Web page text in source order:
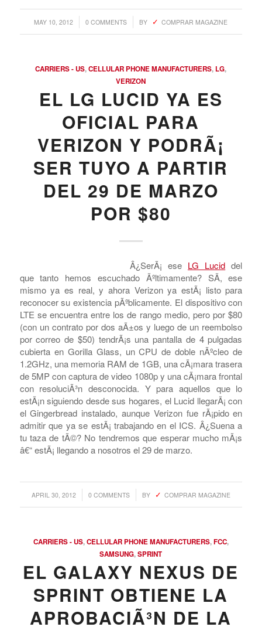
idea para aumentar un poco su curiosidad antes de
tiempo. Entonces, presten atenciÃ³n a la foto que se
muestra mÃ¡s arriba, tomada con la cÃ¡mara
MAY 10, 2012
/ 0 COMMENTS COMPRAR MAGAZINE
CARRIERS - US,CELLULAR PHONE MANUFACTURERS, LG
VERIZON
EL LG LUCID YA ES
OFICIAL PARA
VERIZON Y PODRÃ¡
SER TUYO A PARTIR
DEL 29 DE MARZO
POR $80
Â¿SerÃ¡ eseLG Luciddel
que tanto hemos escuchado Ãºltimamente? SÃ­, ese
mismo ya es real, y ahora Verizon ya estÃ¡ listo para
reconocer su existencia pÃºblicamente. El dispositivo con
LTE se encuentra entre los de rango medio, pero por $80
(con un contrato por dos aÃ±os y luego de un reembolso
por correo de $50) tendrÃ¡s una pantalla de 4 pulgadas
cubierta en Gorilla Glass, un CPU de doble nÃºcleo de
1.2GHz, una memoria RAM de 1GB, una cÃ¡mara trasera
de 5MP con captura de video 1080p y una cÃ¡mara frontal
estÃ¡n siguiendo desde sus hogares, el Lucid llegarÃ¡ con
el Gingerbread instalado, aunque Verizon fue rÃ¡pido en
admitir que ya se estÃ¡ trabajando en el ICS. Â¿Suena a
APRIL 30, 2012 0 COMMENTS
/ BY COMPRAR MAGAZINE
CARRIERS - US, CELLULAR PHONE MANUFACTURERS,FCC,